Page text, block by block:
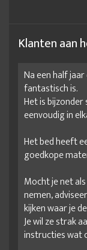
Klanten aan
Na een half
fantastisch is.
Het is bijzonder
eenvoudig in
Het bed heeft
goedkope
Mocht je net
nemen,
kijken waar je
Je wil ze strak
instructies wat